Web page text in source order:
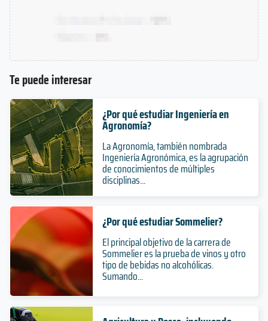
Te puede interesar
¿Por qué estudiar Ingeniería en
Agronomía?
La Agronomía, también nombrada
Ingeniería Agronómica, es la agrupación
de conocimientos de múltiples
disciplinas...
¿Por qué estudiar Sommelier?
El principal objetivo de la carrera de
Sommelier es la prueba de vinos y otro
tipo de bebidas no alcohólicas.
Sumando...